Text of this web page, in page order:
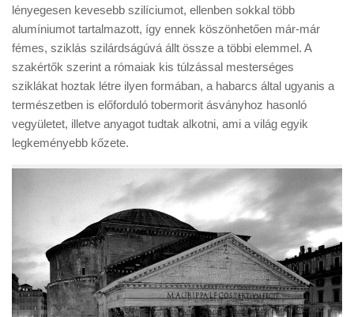
lényegesen kevesebb szilíciumot, ellenben sokkal több
alumíniumot tartalmazott, így ennek köszönhetően már-már
fémes, sziklás szilárdságúvá állt össze a többi elemmel. A
szakértők szerint a rómaiak kis túlzással mesterséges
sziklákat hoztak létre ilyen formában, a habarcs által ugyanis a
természetben is előforduló tobermorit ásványhoz hasonló
vegyületet, illetve anyagot tudtak alkotni, ami a világ egyik
legkeményebb kőzete.